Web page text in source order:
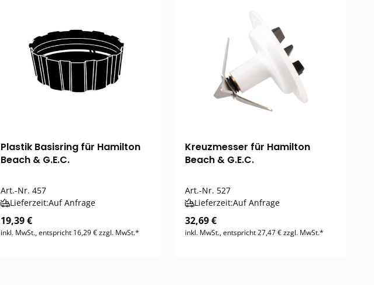
Plastik Basisring für Hamilton
Beach & G.E.C.
Art.-Nr. 457
Lieferzeit:Auf Anfrage
19,39 €
inkl. MwSt., entspricht 16,29 € zzgl. MwSt.*
Kreuzmesser für Hamilton
Beach & G.E.C.
Art.-Nr. 527
Lieferzeit:Auf Anfrage
32,69 €
inkl. MwSt., entspricht 27,47 € zzgl. MwSt.*